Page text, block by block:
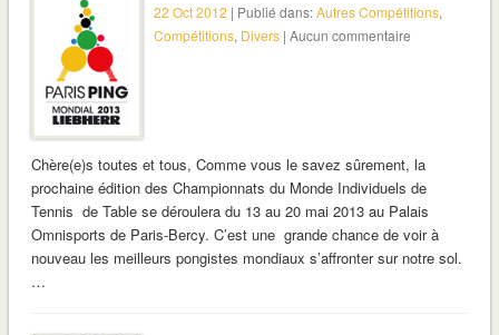
22 Oct 2012 | Publié dans:Autres Compétitions,
Compétitions, Divers | Aucun commentaire
Chère(e)s toutes et tous, Comme vous le savez sûrement, la
prochaine édition des Championnats du Monde Individuels de
Tennis de Table se déroulera du 13 au 20 mai 2013 au Palais
Omnisports de Paris-Bercy. C’est une grande chance de voir à
nouveau les meilleurs pongistes mondiaux s’affronter sur notre sol.
…